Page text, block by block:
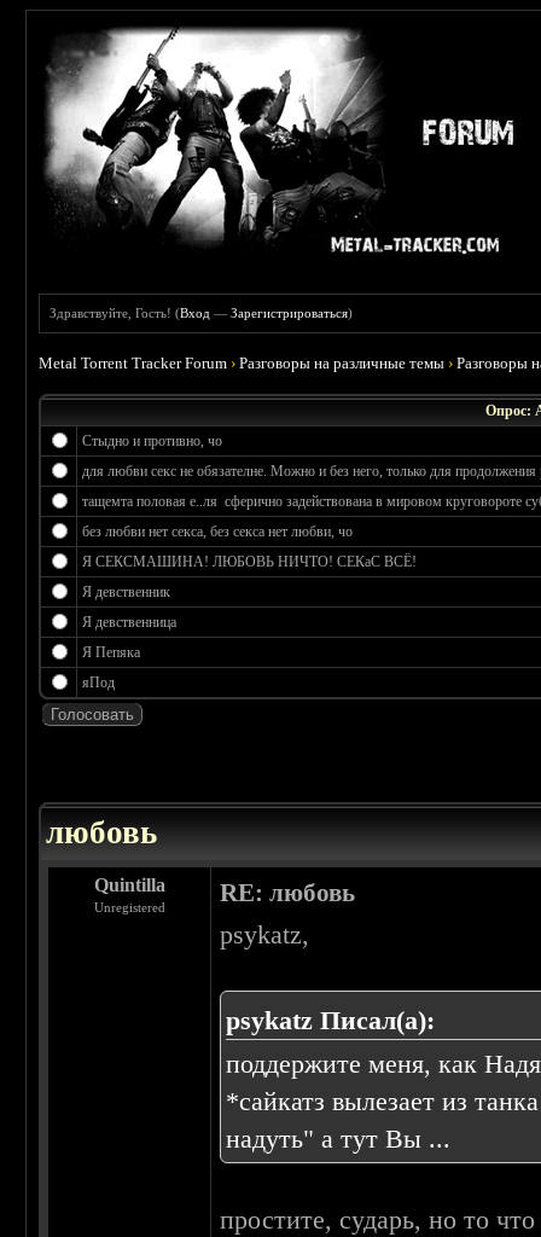
Здравствуйте, Гость! (Вход —Зарегистрироваться)
Metal Torrent Tracker Forum ›Разговоры на различные темы ›Разговоры
Опрос:
Стыдно и противно, чо
для любви секс не обязателне. Можно и без него, только для продолжения
тащемта половая е..ля сферично задействована в мировом круговороте
без любви нет секса, без секса нет любви, чо
Я СЕКСМАШИНА! ЛЮБОВЬ НИЧТО! СЕКаС ВСЁ!
Я девственник
Я девственница
Я Пепяка
яПод
любовь
Quintilla
Unregistered
RE: любовь
psykatz,
psykatz Писал(а):
поддержите меня, как
*сайкатз вылезает из
надуть" а тут Вы ...
простите, сударь, но то